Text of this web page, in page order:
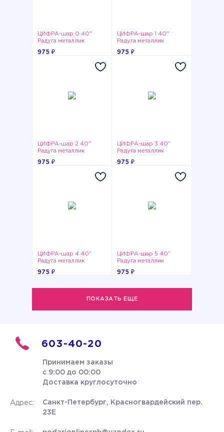
ЦИФРА-шар 0 40"
Радуга металлик
975 ₽
ЦИФРА-шар 1 40"
Радуга металлик
975 ₽
ЦИФРА-шар 2 40"
Радуга металлик
975 ₽
ЦИФРА-шар 3 40"
Радуга металлик
975 ₽
ЦИФРА-шар 4 40"
Радуга металлик
975 ₽
ЦИФРА-шар 5 40"
Радуга металлик
975 ₽
ПОКАЗАТЬ ЕЩЕ
603-40-20
Принимаем заказы
с 9:00 до 00:00
Доставка круглосуточно
Адрес:
Санкт-Петербург, Красногвардейский пер.
23Е